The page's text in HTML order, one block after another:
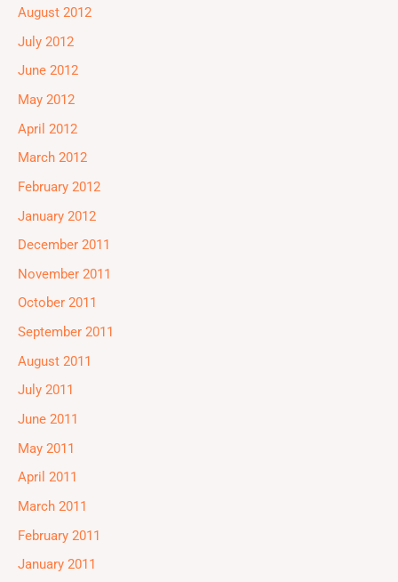
August 2012
July 2012
June 2012
May 2012
April 2012
March 2012
February 2012
January 2012
December 2011
November 2011
October 2011
September 2011
August 2011
July 2011
June 2011
May 2011
April 2011
March 2011
February 2011
January 2011